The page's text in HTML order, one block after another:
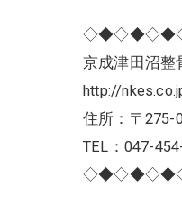
京成津田沼整
http://
住所：〒275-
TEL：047-